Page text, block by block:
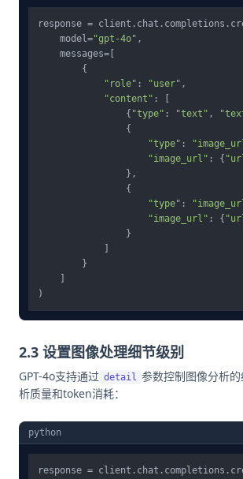
response =
    model=
"gpt-4o" ,
    messages=[
        {
"role" : "user" ,
"content" : [
                {
"type" : "text" ,
                {
"type" :
"image_url" : {
                },
                {
"type" :
"image_url" : {
                }
        }
2.3 设置图像处理细节级别
GPT-4o支持通过 detail 参数控制图像分析
析质量和token消耗：
python
response =